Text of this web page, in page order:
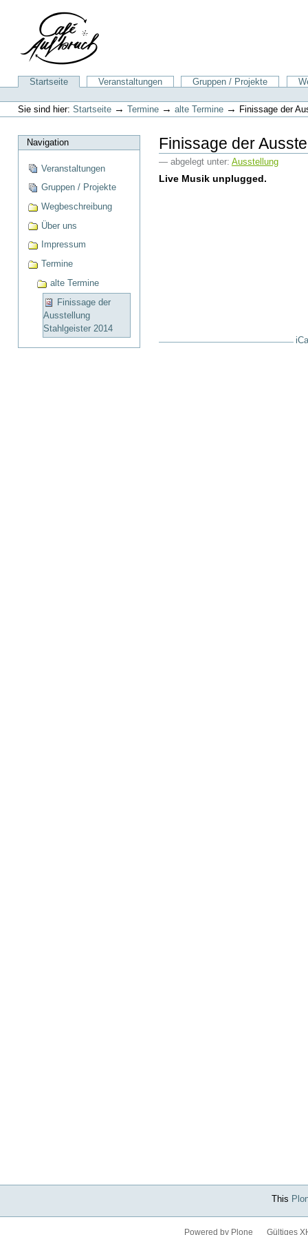
Navigation
SektionenStartseite Veranstaltungen Gruppen / Projekte
Benutzerspezifische
Werkzeuge
Sie sind hier: Startseite → Termine → alte Termine → Finissage der
Navigation
Veranstaltungen
Gruppen / Projekte
Wegbeschreibung
Über uns
Impressum
Termine
alte Termine
Finissage der
Ausstellung
Stahlgeister 2014
Finissage der
— abgelegt unter: Ausstellung
Live Musik unplugged.
This
Powered by Plone Gültiges